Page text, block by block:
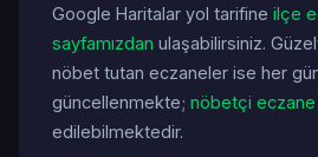
Google Haritalar yol tarifine ilçe
sayfamızdan ulaşabilirsiniz.
nöbet tutan eczaneler ise her
güncellenmekte; nöbetçi
edilebilmektedir.